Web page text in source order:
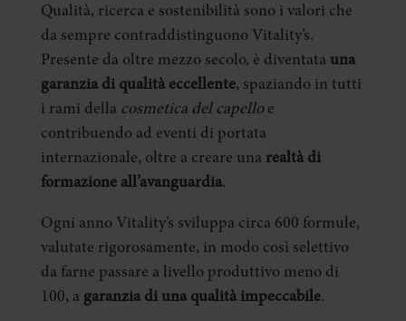
Qualità, ricerca e sostenibilità sono i valori che
da sempre contraddistinguono Vitality’s.
Presente da oltre mezzo secolo, è diventata una
garanzia di qualità eccellente, spaziando in tutti
i rami della cosmetica del capelloe
contribuendo ad eventi di portata
internazionale, oltre a creare una realtà di
formazione all’avanguardia.
Ogni anno Vitality’s sviluppa circa 600 formule,
valutate rigorosamente, in modo così selettivo
da farne passare a livello produttivo meno di
100, a garanzia di una qualità impeccabile.